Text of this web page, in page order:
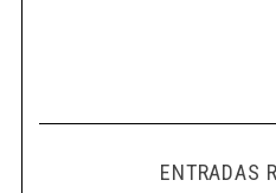
ENTRADAS